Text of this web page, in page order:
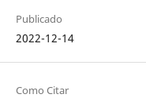
Publicado
2022-12-14
Como Citar